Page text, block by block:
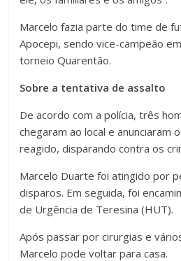
Marcelo fazia parte do time de
Apocepi, sendo vice-campeão
torneio Quarentão.
Sobre a tentativa de assalto
De acordo com a polícia, três
chegaram ao local e anunciaram
reagido, disparando contra os
Marcelo Duarte foi atingido por
disparos. Em seguida, foi
de Urgência de Teresina (HUT).
Após passar por cirurgias e
Marcelo pode voltar para casa.